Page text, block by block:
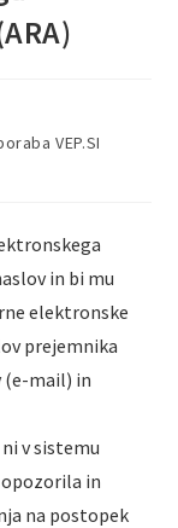
VEP.SI
in bi mu
elektronske
prejemnika
(e-mail) in
v sistemu
opozorila in
na postopek